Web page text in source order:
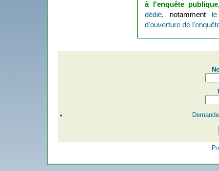
à l'enquête publique
dédié, notamment
d'ouverture de